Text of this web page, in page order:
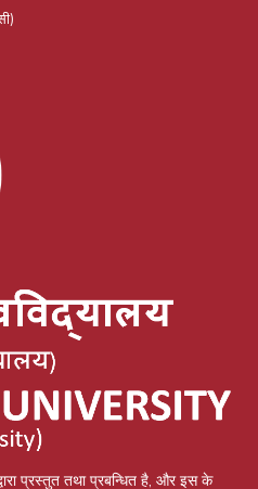
प्रस्तुत तथा प्रबन्धित है, और इस के